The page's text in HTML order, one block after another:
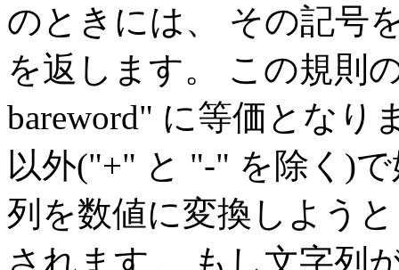
のときには、 その記号
を返します。 この規則
bareword" に等価となり
以外("+" と "-" を除く)
列を数値に変換しよう
されます。 もし文字列